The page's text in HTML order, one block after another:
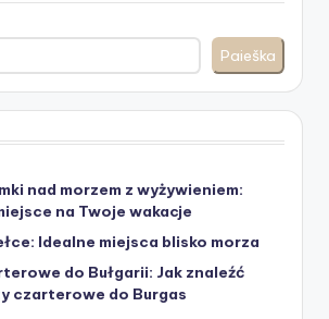
Paieška
nad morzem z wyżywieniem:
na Twoje wakacje
Idealne miejsca blisko morza
do Bułgarii: Jak znaleźć
czarterowe do Burgas